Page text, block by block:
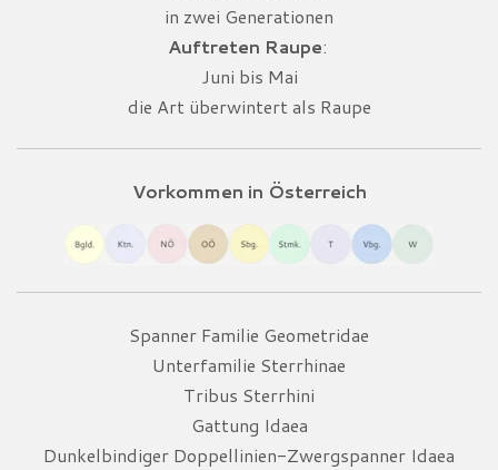
in zwei Generationen
Auftreten Raupe:
Juni bis Mai
die Art überwintert als Raupe
Vorkommen in Österreich
Spanner Familie Geometridae
Unterfamilie Sterrhinae
Tribus Sterrhini
Gattung Idaea
Dunkelbindiger Doppellinien-Zwergspanner Idaea